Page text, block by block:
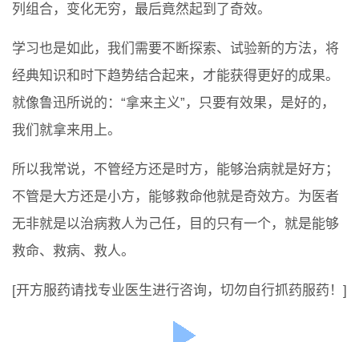
列组合，变化无穷，最后竟然起到了奇效。
学习也是如此，我们需要不断探索、试验新的方法，将
经典知识和时下趋势结合起来，才能获得更好的成果。
就像鲁迅所说的：“拿来主义”，只要有效果，是好的，
我们就拿来用上。
所以我常说，不管经方还是时方，能够治病就是好方；
不管是大方还是小方，能够救命他就是奇效方。为医者
无非就是以治病救人为己任，目的只有一个，就是能够
救命、救病、救人。
[开方服药请找专业医生进行咨询，切勿自行抓药服药！]